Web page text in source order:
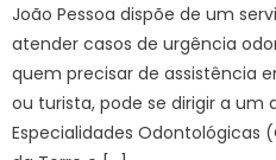
João Pessoa dispõe de um
atender casos de urgência
quem precisar de assistência
ou turista, pode se dirigir a um
Especialidades Odontológicas